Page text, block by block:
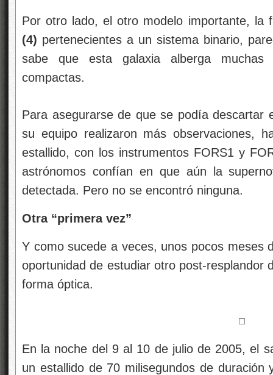
Por otro lado, el otro modelo importante, la
(4) pertenecientes a un sistema binario,
sabe que esta galaxia alberga muchas
compactas.
Para asegurarse de que se podía descartar
su equipo realizaron más observaciones,
estallido, con los instrumentos FORS1 y
astrónomos confían en que aún la
detectada. Pero no se encontró ninguna.
Otra “primera vez”
Y como sucede a veces, unos pocos meses
oportunidad de estudiar otro post-resplandor
forma óptica.
En la noche del 9 al 10 de julio de 2005, el
un estallido de 70 milisegundos de